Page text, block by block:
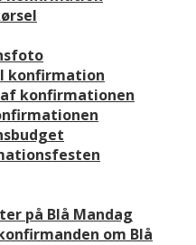
konfirmation
konfirmationen
på Blå Mandag
om Blå